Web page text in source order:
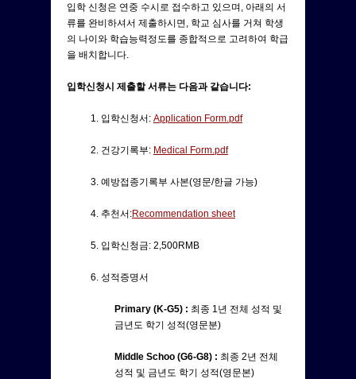
입학 신청은 연중 수시로 접수하고 있으며, 아래의 서
류를 완비하셔서 제출하시면, 학교 심사를 거쳐 학생
의 나이와 학습능력정도를 종합적으로 고려하여 학급
을 배치합니다.
입학신청시 제출할 서류는 다음과 같습니다:
1. 입학신청서: Application Form.pdf
2. 건강기록부: Medical Form.pdf
3. 예방접종기록부 사본(영문/한글 가능)
4. 추천서:Recommendation sheet
5. 입학신청금: 2,500RMB
6. 성적증명서
Primary (K-G5) : 최종 1년 전체 성적 및
금년도 학기 성적(영문분)
Middle Schoo (G6-G8) : 최종 2년 전체
성적 및 금년도 학기 성적(영문본)